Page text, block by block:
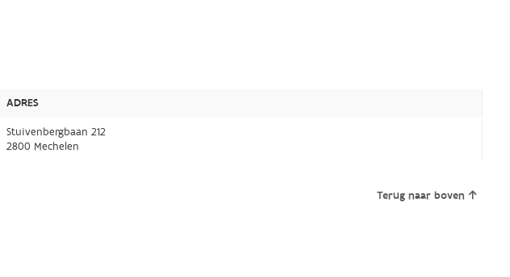
ADRES
Stuivenbergbaan 212
2800 Mechelen
Terug naar boven